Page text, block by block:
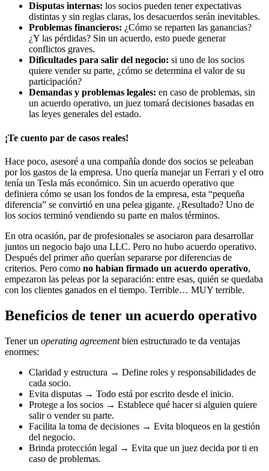
Disputas internas: los socios pueden tener expectativas
distintas y sin reglas claras, los desacuerdos serán inevitables.
Problemas financieros: ¿Cómo se reparten las ganancias?
¿Y las pérdidas? Sin un acuerdo, esto puede generar
conflictos graves.
Dificultades para salir del negocio: si uno de los socios
quiere vender su parte, ¿cómo se determina el valor de su
participación?
Demandas y problemas legales: en caso de problemas, sin
un acuerdo operativo, un juez tomará decisiones basadas en
las leyes generales del estado.
¡Te cuento par de casos reales!
Hace poco, asesoré a una compañía donde dos socios se peleaban
por los gastos de la empresa. Uno quería manejar un Ferrari y el otro
tenía un Tesla más económico. Sin un acuerdo operativo que
definiera cómo se usan los fondos de la empresa, esta “pequeña
diferencia” se convirtió en una pelea gigante. ¿Resultado? Uno de
los socios terminó vendiendo su parte en malos términos.
En otra ocasión, par de profesionales se asociaron para desarrollar
juntos un negocio bajo una LLC. Pero no hubo acuerdo operativo.
Después del primer año querían separarse por diferencias de
criterios. Pero como no habían firmado un acuerdo operativo,
empezaron las peleas por la separación: entre esas, quién se quedaba
con los clientes ganados en el tiempo. Terrible… MUY terrible.
Beneficios de tener un acuerdo operativo
Tener un operating agreementbien estructurado te da ventajas
enormes:
Claridad y estructura → Define roles y responsabilidades de
cada socio.
Evita disputas → Todo está por escrito desde el inicio.
Protege a los socios → Establece qué hacer si alguien quiere
salir o vender su parte.
Facilita la toma de decisiones → Evita bloqueos en la gestión
del negocio.
Brinda protección legal → Evita que un juez decida por ti en
caso de problemas.